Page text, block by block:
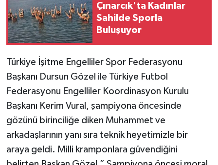
Çınarcık'ta Kadınlar
Sahilde Sporla
Buluşuyor
Türkiye İşitme Engelliler Spor Federasyonu
Başkanı Dursun Gözel ile Türkiye Futbol
Federasyonu Engelliler Koordinasyon Kurulu
Başkanı Kerim Vural, şampiyona öncesinde
gözünü birinciliğe diken Muhammet ve
arkadaşlarının yanı sıra teknik heyetimizle bir
araya geldi. Milli kramponlara güvendiğini